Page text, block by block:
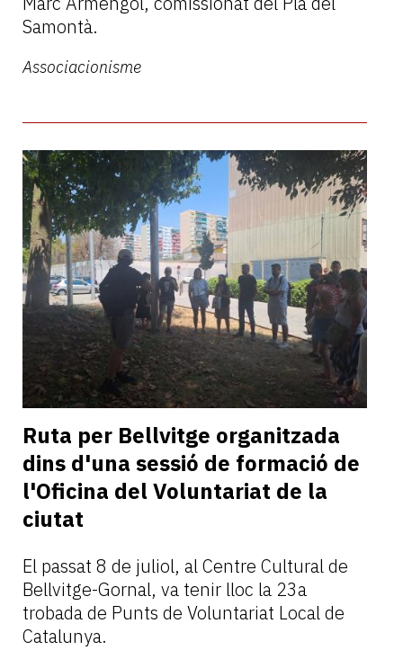
Samontà.
Associacionisme
Ruta per Bellvitge organitzada
dins d'una sessió de formació de
l'Oficina del Voluntariat de la
ciutat
El passat 8 de juliol, al Centre Cultural de
Bellvitge-Gornal, va tenir lloc la 23a
trobada de Punts de Voluntariat Local de
Catalunya.